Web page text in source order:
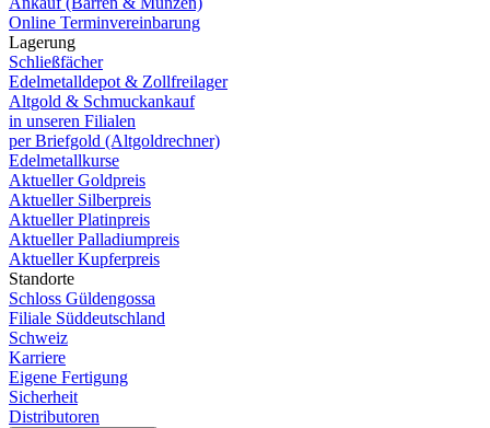
Online Terminvereinbarung
Lagerung
Schließfächer
Edelmetalldepot & Zollfreilager
Altgold & Schmuckankauf
in unseren Filialen
per Briefgold (Altgoldrechner)
Edelmetallkurse
Aktueller Goldpreis
Aktueller Silberpreis
Aktueller Platinpreis
Aktueller Palladiumpreis
Aktueller Kupferpreis
Standorte
Schloss Güldengossa
Filiale Süddeutschland
Schweiz
Karriere
Eigene Fertigung
Sicherheit
Distributoren